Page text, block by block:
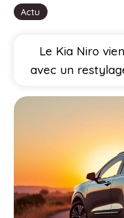
Actu
Le Kia Niro
avec un